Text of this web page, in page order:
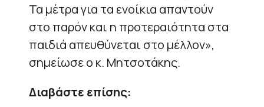
Τα μέτρα για τα ενοίκια απαντούν
στο παρόν και η προτεραιότητα στα
παιδιά απευθύνεται στο μέλλον»,
σημείωσε ο κ. Μητσοτάκης.
Διαβάστε επίσης: